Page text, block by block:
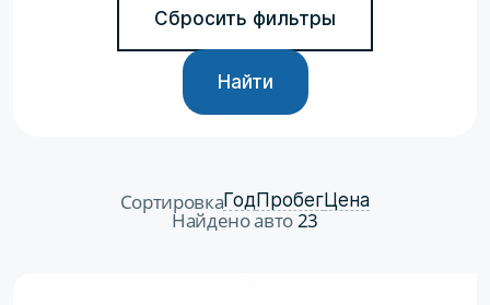
Сбросить фильтры
Найти
СортировкаГодПробегЦена
Найдено авто23